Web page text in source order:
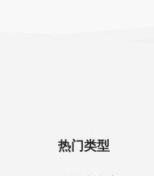
热门类型